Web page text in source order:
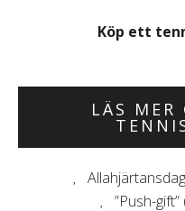
Köp ett
LÄS MER
”Push-